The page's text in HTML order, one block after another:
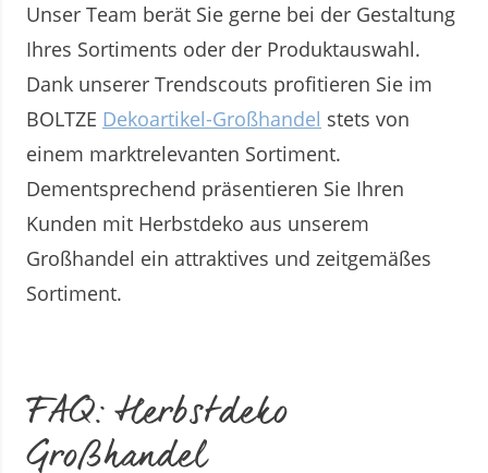
Unser Team berät Sie gerne bei der Gestaltung
Ihres Sortiments oder der Produktauswahl.
Dank unserer Trendscouts profitieren Sie im
BOLTZE Dekoartikel-Großhandel stets von
einem marktrelevanten Sortiment.
Dementsprechend präsentieren Sie Ihren
Kunden mit Herbstdeko aus unserem
Großhandel ein attraktives und zeitgemäßes
Sortiment.
FAQ: Herbstdeko
Großhandel